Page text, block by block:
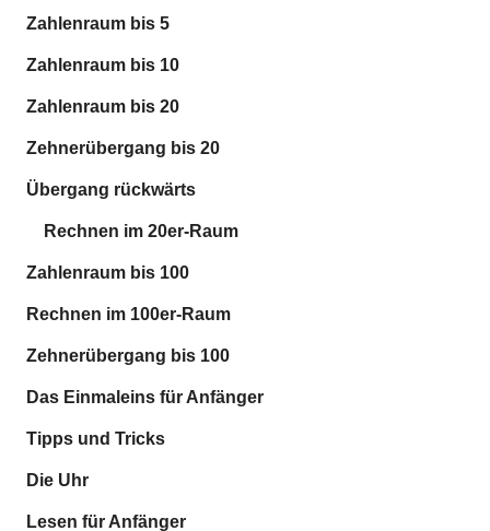
Zahlenraum bis 5
Zahlenraum bis 10
Zahlenraum bis 20
Zehnerübergang bis 20
Übergang rückwärts
Rechnen im 20er-Raum
Zahlenraum bis 100
Rechnen im 100er-Raum
Zehnerübergang bis 100
Das Einmaleins für Anfänger
Tipps und Tricks
Die Uhr
Lesen für Anfänger